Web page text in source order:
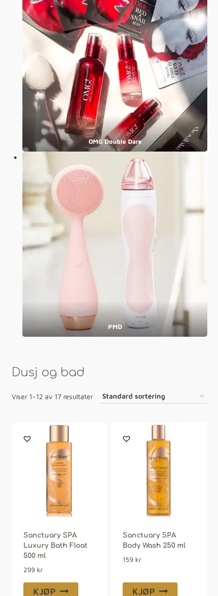
OMG Double Dare
PMD
Dusj og bad
Viser 1–12 av 17 resultater
Sanctuary SPA
Luxury Bath Float
500 ml
299 kr
KJØP
Sanctuary SPA
Body Wash 250 ml
159 kr
KJØP